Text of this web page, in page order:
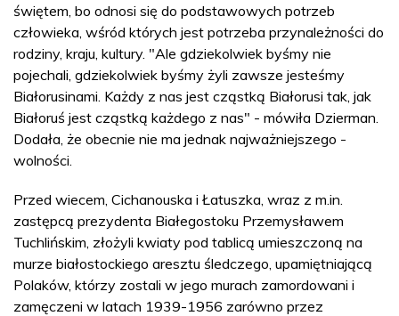
świętem, bo odnosi się do podstawowych potrzeb
człowieka, wśród których jest potrzeba przynależności do
rodziny, kraju, kultury. "Ale gdziekolwiek byśmy nie
pojechali, gdziekolwiek byśmy żyli zawsze jesteśmy
Białorusinami. Każdy z nas jest cząstką Białorusi tak, jak
Białoruś jest cząstką każdego z nas" - mówiła Dzierman.
Dodała, że obecnie nie ma jednak najważniejszego -
wolności.
Przed wiecem, Cichanouska i Łatuszka, wraz z m.in.
zastępcą prezydenta Białegostoku Przemysławem
Tuchlińskim, złożyli kwiaty pod tablicą umieszczoną na
murze białostockiego aresztu śledczego, upamiętniającą
Polaków, którzy zostali w jego murach zamordowani i
zamęczeni w latach 1939-1956 zarówno przez